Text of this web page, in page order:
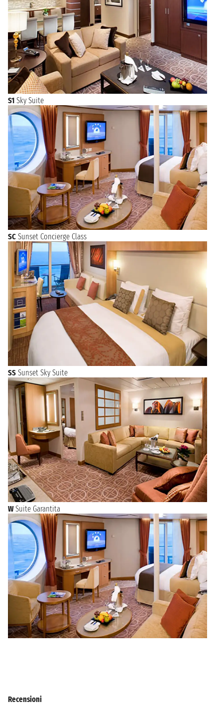
S1 Sky Suite
SC Sunset Concierge Class
SS Sunset Sky Suite
W Suite Garantita
Recensioni